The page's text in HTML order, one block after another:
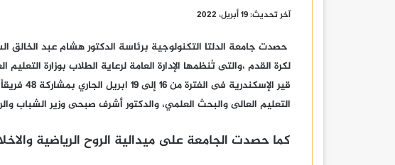
آخر تحديث: 19 أبريل، 2022
حصدت جامعة الدلتا التكنولوجية برئاسة الدكتور هشام عبد الخالق
لكرة القدم ،والتى تُنظمها الإدارة العامة لرعاية الطلاب بوزارة
قير
التعليم العالى والبحث العلمي، والدكتور أشرف صبحى وزير الشباب
كما حصدت الجامعة على ميدالية الروح الرياضية